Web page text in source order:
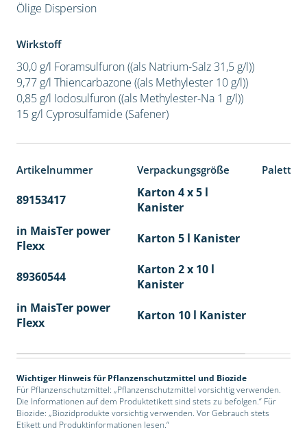
Ölige Dispersion
Wirkstoff
30,0 g/l Foramsulfuron ((als Natrium-Salz 31,5 g/l))
9,77 g/l Thiencarbazone ((als Methylester 10 g/l))
0,85 g/l Iodosulfuron ((als Methylester-Na 1 g/l))
15 g/l Cyprosulfamide (Safener)
Artikelnummer Verpackungsgröße
89153417
Karton 4 x 5 l
Kanister
in MaisTer power
Flexx
Karton 5 l Kanister
89360544
Karton 2 x 10 l
Kanister
in MaisTer power
Flexx
Karton 10 l Kanister
Wichtiger Hinweis für Pflanzenschutzmittel und Biozide
Für Pflanzenschutzmittel: „Pflanzenschutzmittel vorsichtig verwenden.
Die Informationen auf dem Produktetikett sind stets zu befolgen.“ Für
Biozide: „Biozidprodukte vorsichtig verwenden. Vor Gebrauch stets
Etikett und Produktinformationen lesen.“